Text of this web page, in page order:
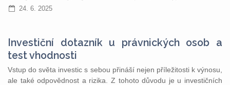
24. 6. 2025
Investiční dotazník u právnických osob a
test vhodnosti
Vstup do světa investic s sebou přináší nejen příležitosti k výnosu,
ale také odpovědnost a rizika. Z tohoto důvodu je u investičních